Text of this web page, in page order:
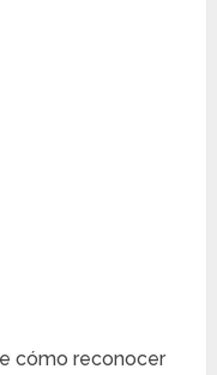
cómo reconocer